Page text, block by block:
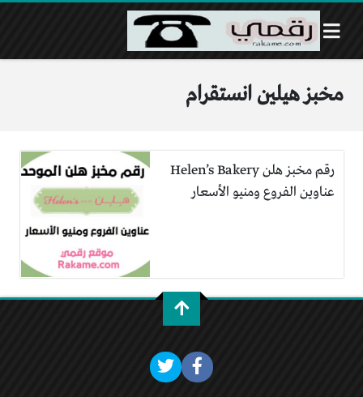
مخبز هيلين انستقرام
رقم مخبز هلن Helen’s Bakery
عناوين الفروع ومنيو الأسعار